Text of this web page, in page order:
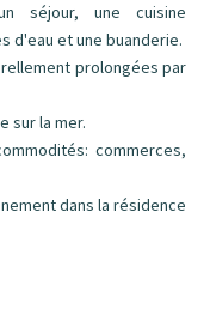
séjour, une cuisine
d'eau et une buanderie.
prolongées par
sur la mer.
commerces,
dans la résidence